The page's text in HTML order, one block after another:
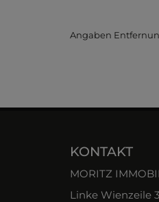
Angaben
KONTAKT
MORITZ
Linke Wienzeile